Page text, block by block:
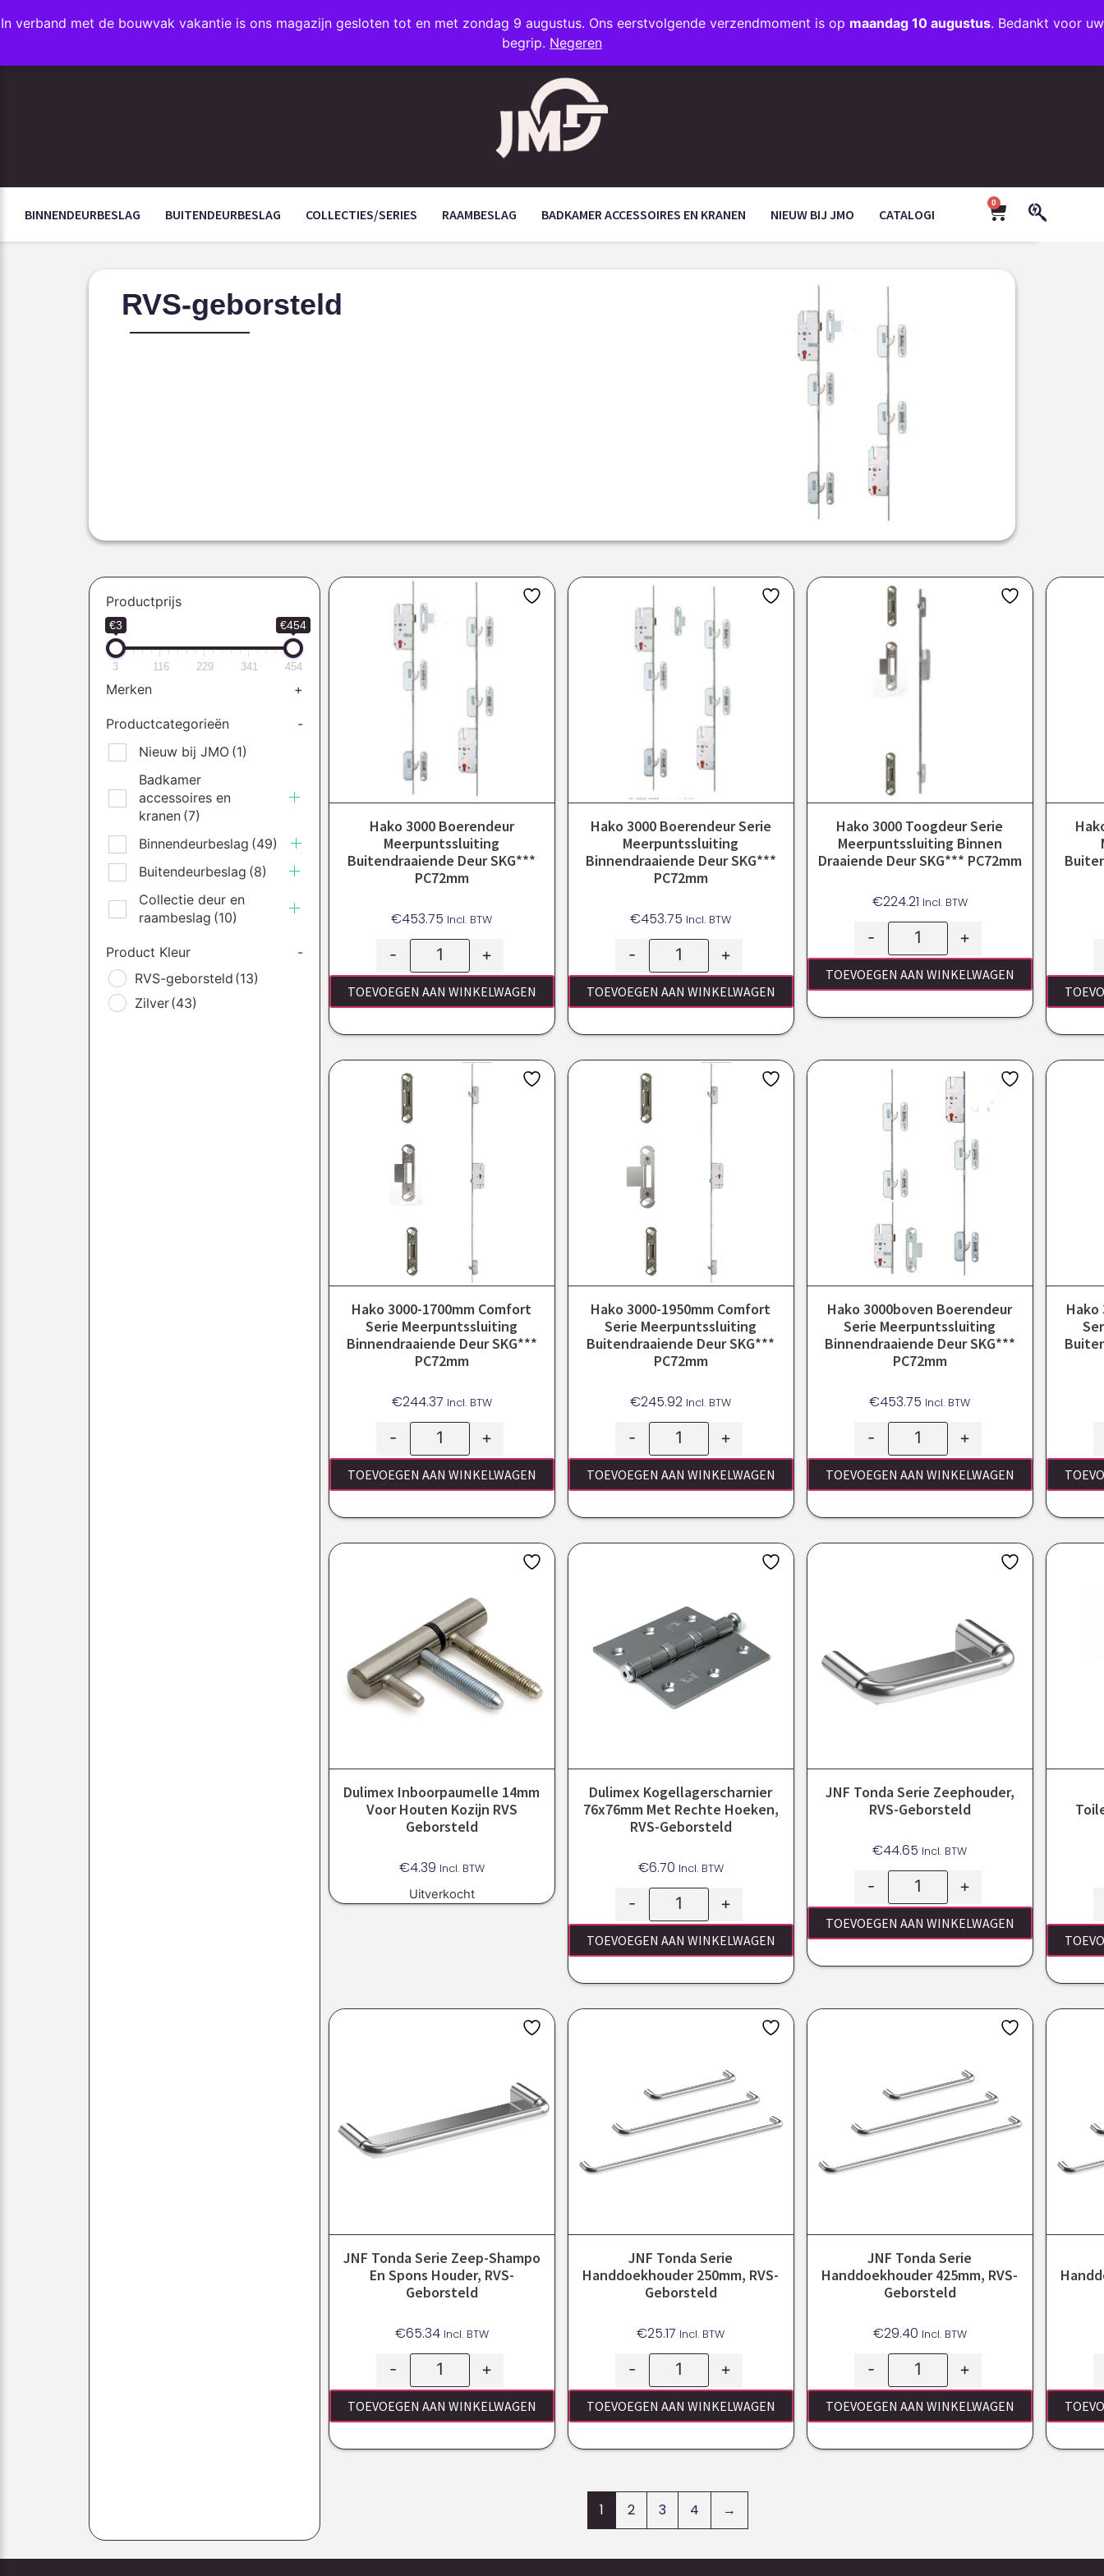
In verband met de bouwvak vakantie is ons magazijn gesloten tot en met zondag 9 augustus. Ons eerstvolgende verzendmoment is op maandag 10 augustus. Bedankt voor uw
begrip. Negeren
INFO@JMODESIGN.NL
+31 (0)35 203 1663
FAVORIETEN
BINNENDEURBESLAG BUITENDEURBESLAG COLLECTIES/SERIES RAAMBESLAG BADKAMER ACCESSOIRES EN KRANEN NIEUW BIJ JMO CATALOGI
0
RVS-geborsteld
Productprijs
€3 €454
3 116 229 341 454
Merken +
Productcategorieën
-
Nieuw bij JMO (1)
Badkamer
accessoires en
kranen (7)
Binnendeurbeslag (49)
Buitendeurbeslag (8)
Collectie deur en
raambeslag (10)
Product Kleur
-
RVS-geborsteld (13)
Zilver(43)
Hako 3000 Boerendeur
Meerpuntssluiting
Buitendraaiende Deur SKG***
PC72mm
€453.75 Incl. BTW
- +
TOEVOEGEN AAN WINKELWAGEN
Hako 3000 Boerendeur Serie
Meerpuntssluiting
Binnendraaiende Deur SKG***
PC72mm
€453.75 Incl. BTW
- +
TOEVOEGEN AAN WINKELWAGEN
Hako 3000 Toogdeur Serie
Meerpuntssluiting Binnen
Draaiende Deur SKG*** PC72mm
€224.21 Incl. BTW
- +
TOEVOEGEN AAN WINKELWAGEN
Hako 3000-1700mm Comfort
Serie Meerpuntssluiting
Binnendraaiende Deur SKG***
PC72mm
€244.37 Incl. BTW
- +
TOEVOEGEN AAN WINKELWAGEN
Hako 3000-1950mm Comfort
Serie Meerpuntssluiting
Buitendraaiende Deur SKG***
PC72mm
€245.92 Incl. BTW
- +
TOEVOEGEN AAN WINKELWAGEN
Hako 3000boven Boerendeur
Serie Meerpuntssluiting
Binnendraaiende Deur SKG***
PC72mm
€453.75 Incl. BTW
- +
TOEVOEGEN AAN WINKELWAGEN
Hako
Dulimex Inboorpaumelle 14mm
Voor Houten Kozijn RVS
Geborsteld
€4.39 Incl. BTW
Uitverkocht
Dulimex Kogellagerscharnier
76x76mm Met Rechte Hoeken,
RVS-Geborsteld
€6.70 Incl. BTW
- +
TOEVOEGEN AAN WINKELWAGEN
JNF Tonda Serie Zeephouder,
RVS-Geborsteld
€44.65 Incl. BTW
- +
TOEVOEGEN AAN WINKELWAGEN
JNF Tonda Serie Zeep-Shampo
En Spons Houder, RVS-
Geborsteld
€65.34 Incl. BTW
- +
TOEVOEGEN AAN WINKELWAGEN
JNF Tonda Serie
Handdoekhouder 250mm, RVS-
Geborsteld
€25.17 Incl. BTW
- +
TOEVOEGEN AAN WINKELWAGEN
JNF Tonda Serie
Handdoekhouder 425mm, RVS-
Geborsteld
€29.40 Incl. BTW
- +
TOEVOEGEN AAN WINKELWAGEN
1 2 3 4 →